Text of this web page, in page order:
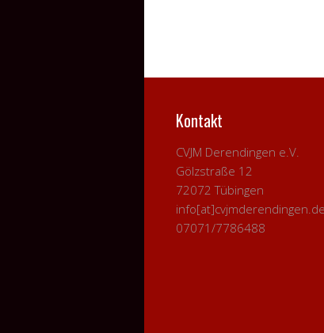
Kontakt
CVJM Derendingen e.V.
Gölzstraße 12
72072 Tübingen
info[at]cvjmderendingen.de
07071/7786488